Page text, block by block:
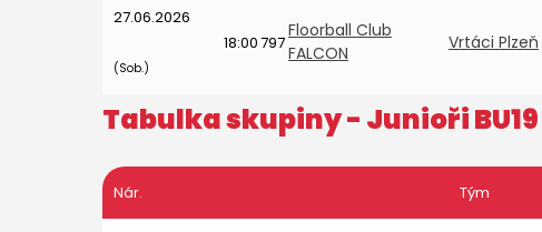
27.06.2026
(Sob.)
18:00797
Floorball Club
FALCON
Vrtáci Plzeň
Tabulka skupiny - Junioři BU19
Nár. Tým